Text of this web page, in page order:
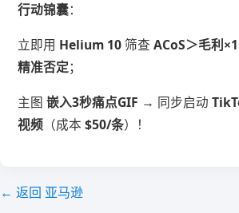
​行动锦囊​​：
立即用 ​ ​Helium 10​ ​ 筛查 ​​ACoS＞毛利
精准否定​​；
主图 ​​嵌入3秒痛点GIF​ ​ → 同步启动 ​
视频​ ​（成本 ​​$50/条​​）！
← 返回 亚马逊